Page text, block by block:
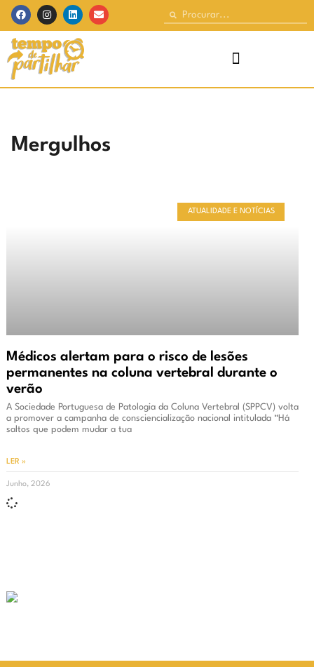
Mergulhos
ATUALIDADE E NOTÍCIAS
Médicos alertam para o risco de lesões
permanentes na coluna vertebral durante o
verão
A Sociedade Portuguesa de Patologia da Coluna Vertebral (SPPCV) volta
a promover a campanha de consciencialização nacional intitulada “Há
saltos que podem mudar a tua
LER »
Junho, 2026